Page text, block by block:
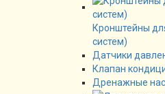
Кронштейны
систем)
Датчики
Клапан
Дренажные